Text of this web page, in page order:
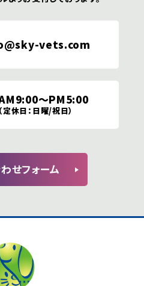
vets.com
〜PM5:00
（定休日：日曜/祝日）
せフォーム